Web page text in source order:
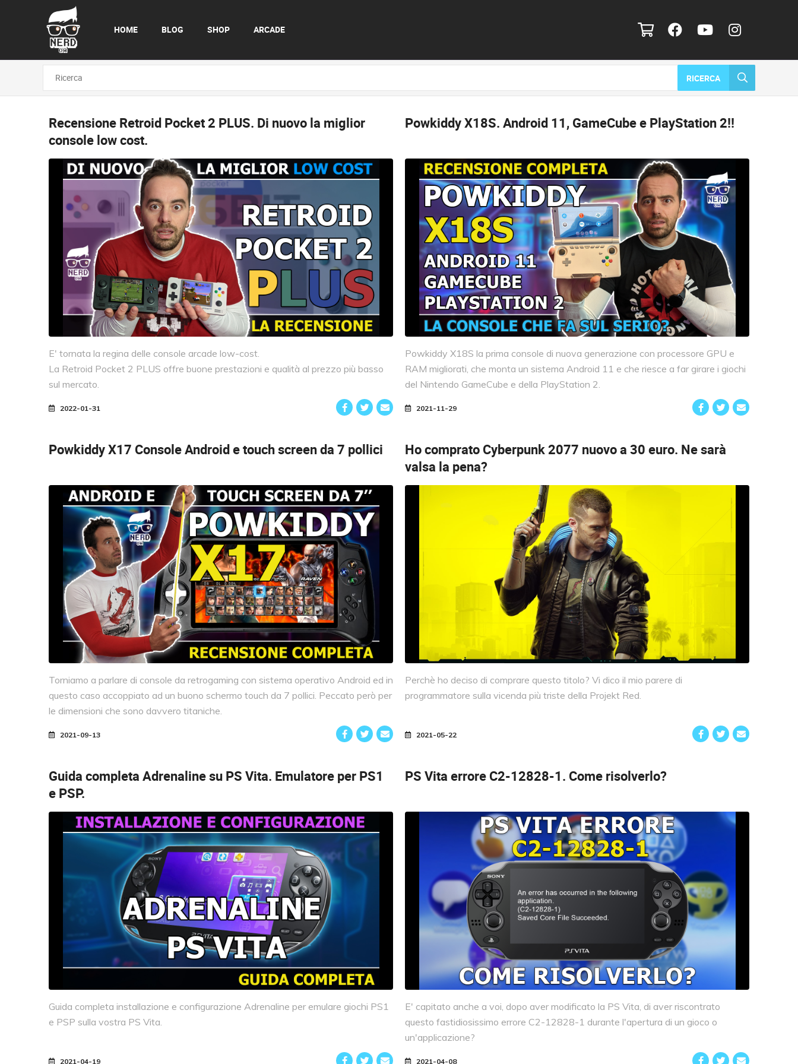
HOME BLOG SHOP ARCADE
RICERCA
Recensione Retroid Pocket 2 PLUS. Di nuovo la miglior
console low cost.
E' tornata la regina delle console arcade low-cost.
La Retroid Pocket 2 PLUS offre buone prestazioni e qualità al prezzo più basso
sul mercato.
2022-01-31
Powkiddy X18S. Android 11, GameCube e PlayStation 2!!
Powkiddy X18S la prima console di nuova generazione con processore GPU e
RAM migliorati, che monta un sistema Android 11 e che riesce a far girare i giochi
del Nintendo GameCube e della PlayStation 2.
2021-11-29
Powkiddy X17 Console Android e touch screen da 7 pollici
Torniamo a parlare di console da retrogaming con sistema operativo Android ed in
questo caso accoppiato ad un buono schermo touch da 7 pollici. Peccato però per
le dimensioni che sono davvero titaniche.
2021-09-13
Ho comprato Cyberpunk 2077 nuovo a 30 euro. Ne sarà
valsa la pena?
Perchè ho deciso di comprare questo titolo? Vi dico il mio parere di
programmatore sulla vicenda più triste della Projekt Red.
2021-05-22
Guida completa Adrenaline su PS Vita. Emulatore per PS1
e PSP.
Guida completa installazione e configurazione Adrenaline per emulare giochi PS1
e PSP sulla vostra PS Vita.
2021-04-19
PS Vita errore C2-12828-1. Come risolverlo?
E' capitato anche a voi, dopo aver modificato la PS Vita, di aver riscontrato
questo fastidiosissimo errore C2-12828-1 durante l'apertura di un gioco o
un'applicazione?
2021-04-08